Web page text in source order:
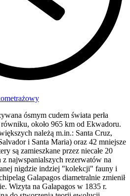
ósmym cudem świata perła
około 965 km od Ekwadoru.
należą m.in.: Santa Cruz,
i Santa Maria) oraz 42 mniejsze
są zamieszkane przez niecałe 20
najwspanialszych rezerwatów na
nigdzie indziej "kolekcji" fauny i
Galapagos diametralnie zmienił
Wizyta na Galapagos w 1835 r.